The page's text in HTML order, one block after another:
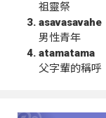
祖靈祭
asavasavahe
男性青年
atamatama
父字輩的稱呼